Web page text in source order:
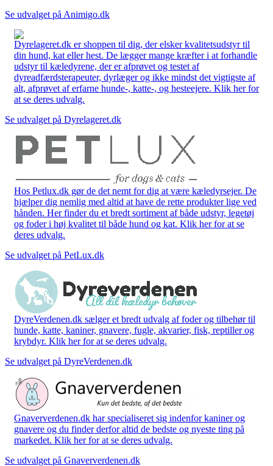
Se udvalget på Animigo.dk
Dyrelageret.dk er shoppen til dig, der elsker kvalitetsudstyr til
din hund, kat eller hest. De lægger mange kræfter i at forhandle
udstyr til kæledyrene, der er afprøvet og testet af
dyreadfærdsterapeuter, dyrlæger og ikke mindst det vigtigste af
alt, afprøvet af erfarne hunde-, katte-, og hesteejere. Klik her for
at se deres udvalg.
Se udvalget på Dyrelageret.dk
Hos Petlux.dk gør de det nemt for dig at være kæledyrsejer. De
hjælper dig nemlig med altid at have de rette produkter lige ved
hånden. Her finder du et bredt sortiment af både udstyr, legetøj
og foder i høj kvalitet til både hund og kat. Klik her for at se
deres udvalg.
Se udvalget på PetLux.dk
DyreVerdenen.dk sælger et bredt udvalg af foder og tilbehør til
hunde, katte, kaniner, gnavere, fugle, akvarier, fisk, reptiller og
krybdyr. Klik her for at se deres udvalg.
Se udvalget på DyreVerdenen.dk
Gnaververdenen.dk har specialiseret sig indenfor kaniner og
gnavere og du finder derfor altid de bedste og nyeste ting på
markedet. Klik her for at se deres udvalg.
Se udvalget på Gnaververdenen.dk